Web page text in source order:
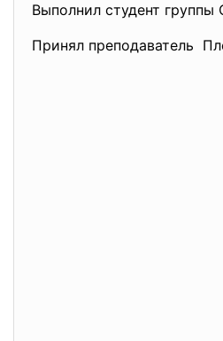
Выполнил студент
Принял преподаватель